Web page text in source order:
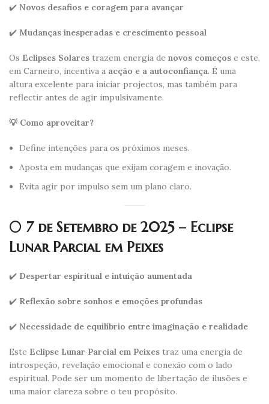
✔️ Novos desafios e coragem para avançar
✔️ Mudanças inesperadas e crescimento pessoal
Os Eclipses Solares trazem energia de novos começos e este,
em Carneiro, incentiva a acção e a autoconfiança. É uma
altura excelente para iniciar projectos, mas também para
reflectir antes de agir impulsivamente.
💡 Como aproveitar?
Define intenções para os próximos meses.
Aposta em mudanças que exijam coragem e inovação.
Evita agir por impulso sem um plano claro.
🌕 7 de Setembro de 2025 – Eclipse
Lunar Parcial em Peixes
✔️ Despertar espiritual e intuição aumentada
✔️ Reflexão sobre sonhos e emoções profundas
✔️ Necessidade de equilíbrio entre imaginação e realidade
Este Eclipse Lunar Parcial em Peixes traz uma energia de
introspeção, revelação emocional e conexão com o lado
espiritual. Pode ser um momento de libertação de ilusões e
uma maior clareza sobre o teu propósito.